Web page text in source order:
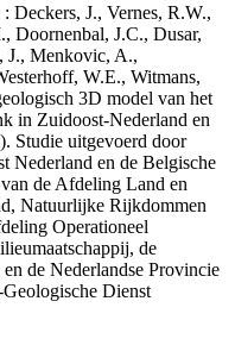
Deckers, J., Vernes, R.W.,
Doornenbal, J.C., Dusar,
J., Menkovic, A.,
W.E., Witmans,
3D model van het
in Zuidoost-Nederland en
Studie uitgevoerd door
en de Belgische
de Afdeling Land en
Natuurlijke Rijkdommen
Operationeel
de
de Nederlandse Provincie
Dienst